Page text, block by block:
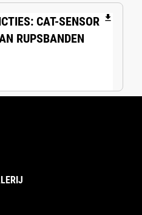
CAT-SENSOR
RUPSBANDEN
file_download